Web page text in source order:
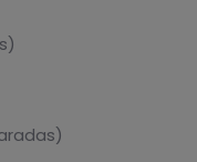
proteins